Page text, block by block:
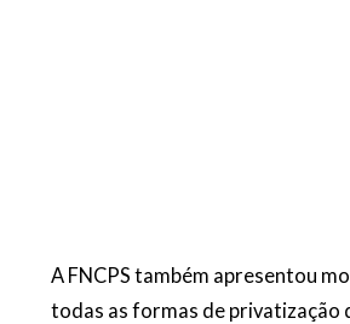
A FNCPS também apresentou
todas as formas de privatização